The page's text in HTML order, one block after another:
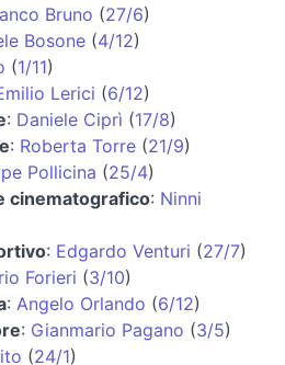
Bruno (27/6)
Bosone (4/12)
(1/11)
Lerici (6/12)
: Daniele Ciprì (17/8)
: Roberta Torre (21/9)
Pollicina (25/4)
cinematografico: Ninni
: Edgardo Venturi (27/7)
Forieri (3/10)
: Angelo Orlando (6/12)
: Gianmario Pagano (3/5)
(24/1)